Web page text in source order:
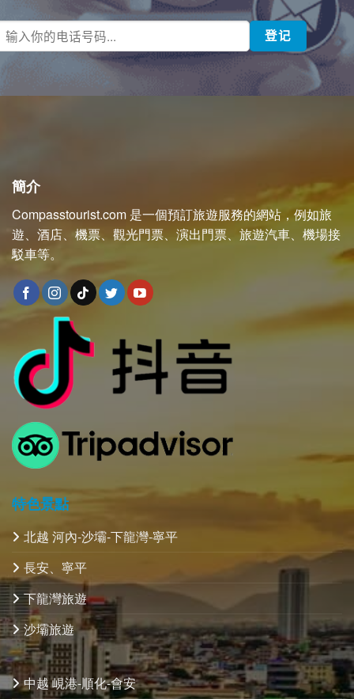
簡介
Compasstourist.com 是一個預訂旅遊服務的網站，例如旅
遊、酒店、機票、觀光門票、演出門票、旅遊汽車、機場接
駁車等。
特色景點
北越 河內-沙壩-下龍灣-寧平
長安、寧平
下龍灣旅遊
沙壩旅遊
中越 峴港-順化-會安